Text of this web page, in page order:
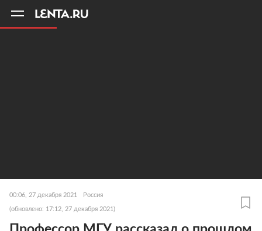
00:06, 27 декабря 2021 Россия
(обновлено: 17:12, 27 декабря 2021)